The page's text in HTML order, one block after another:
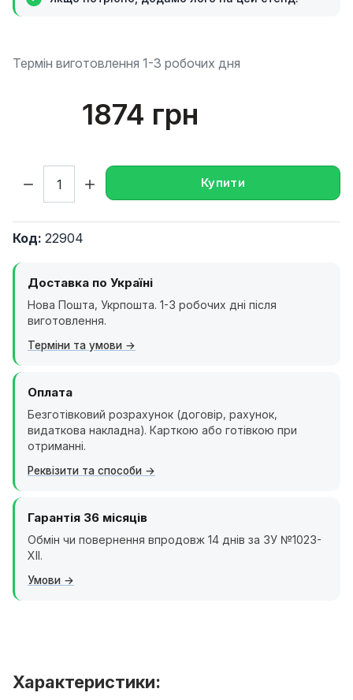
Термін виготовлення 1-3 робочих дня
1874 грн
Купити
Код: 22904
Доставка по Україні
Нова Пошта, Укрпошта. 1-3 робочих дні після
виготовлення.
Терміни та умови
Оплата
Безготівковий розрахунок (договір, рахунок,
видаткова накладна). Карткою або готівкою при
отриманні.
Реквізити та способи
Гарантія 36 місяців
Обмін чи повернення впродовж 14 днів за ЗУ №1023-
XII.
Умови
Характеристики: